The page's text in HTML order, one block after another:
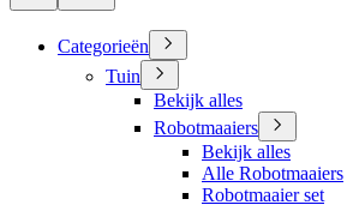
Categorieën
Tuin
Bekijk alles
Robotmaaiers
Bekijk alles
Alle Robotmaaiers
Robotmaaier set